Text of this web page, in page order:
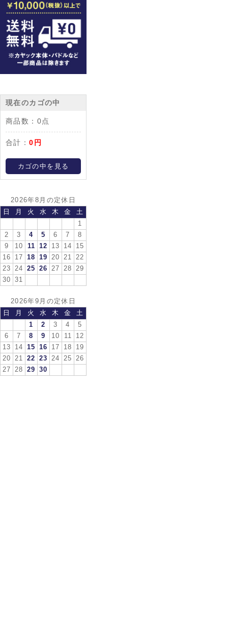
現在のカゴの中
商品数： 0点
合計：0円
カゴの中を見る
2026年8月の定休日
日
月 火 水 木 金
土
1
2
3 4 5 6 7
8
9
10 11 12 13 14
15
16
17 18 19 20 21
22
23
24 25 26 27 28
29
30
31
2026年9月の定休日
日
月 火 水 木 金
土
1
2 3 4
5
6
7 8 9 10 11
12
13
14 15 16 17 18
19
20
21 22 23 24 25
26
27
28 29 30